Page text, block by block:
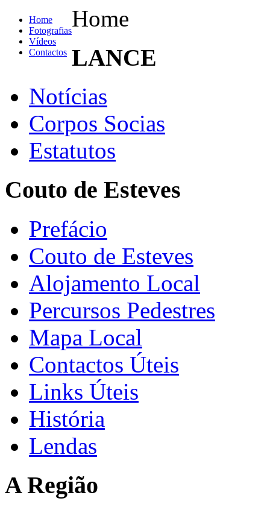
Home
Fotografias
Vídeos
Contactos
Home
LANCE
Notícias
Corpos Socias
Estatutos
Couto de Esteves
Prefácio
Couto de Esteves
Alojamento Local
Percursos Pedestres
Mapa Local
Contactos Úteis
Links Úteis
História
Lendas
A Região